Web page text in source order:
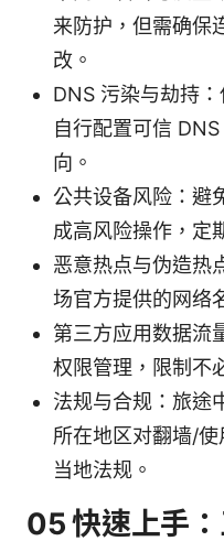
来防护，但需确保
改。
DNS 污染与劫持
自行配置可信
向。
公共设备风险：避
成高风险操作，定
恶意热点与伪造热
场官方提供的网络
第三方应用数据流
权限管理，限制不
法规与合规：旅途
所在地区对翻墙/
当地法规。
05 快速上手